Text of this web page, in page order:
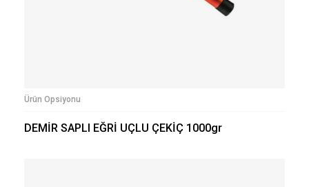
Ürün Opsiyonu
DEMİR SAPLI EĞRİ UÇLU ÇEKİÇ 1000gr